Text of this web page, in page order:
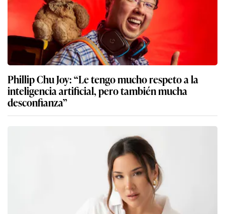
Phillip Chu Joy: “Le tengo mucho respeto a la
inteligencia artificial, pero también mucha
desconfianza”